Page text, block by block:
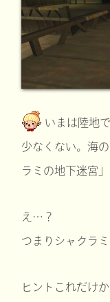
いまは陸地
少なくない。海
ラミの地下迷宮
え…？
つまりシャクラ
ヒントこれだけか